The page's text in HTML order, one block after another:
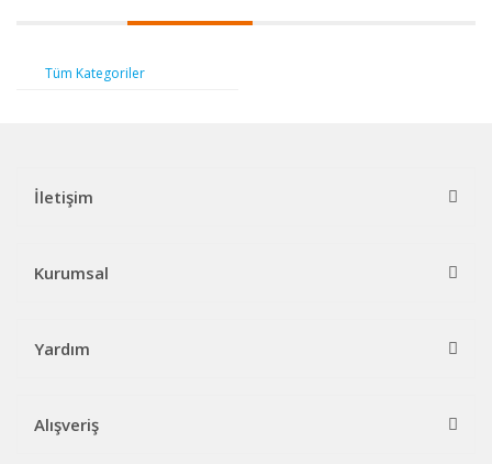
Tüm Kategoriler
İletişim
Kurumsal
Yardım
Alışveriş